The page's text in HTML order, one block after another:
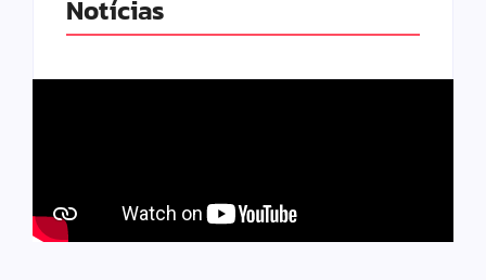
Notícias